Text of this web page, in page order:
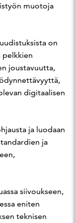
muotoja
on
pelkkien
joustavuutta,
digitaalisen
ja luodaan
ja
siivoukseen,
eniten
teknisen